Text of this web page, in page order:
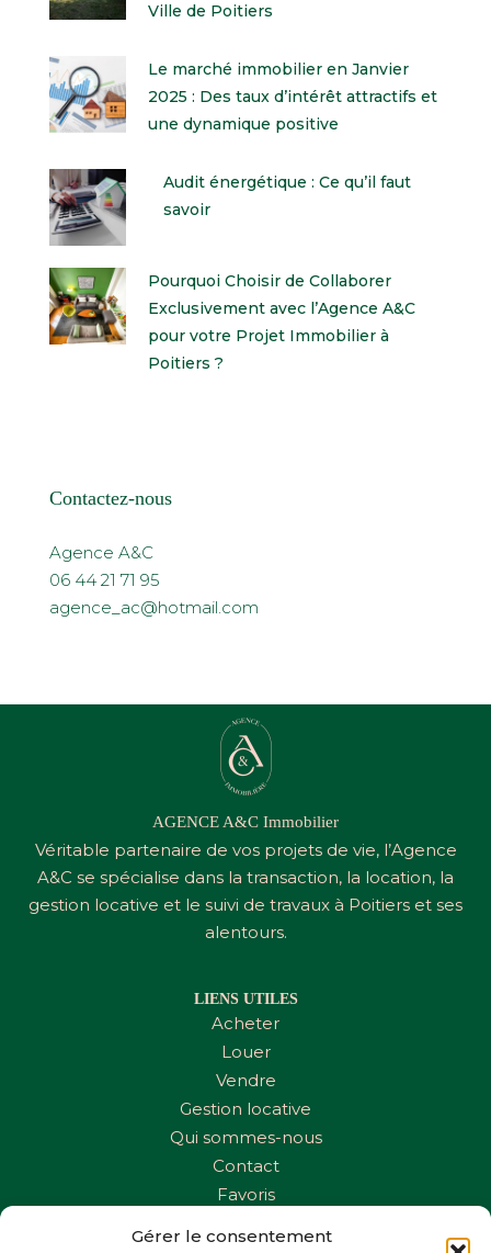
Gérer le consentement
Ville de Poitiers
Le marché immobilier en Janvier
2025 : Des taux d’intérêt attractifs et
une dynamique positive
Audit énergétique : Ce qu’il faut
savoir
Pourquoi Choisir de Collaborer
Exclusivement avec l’Agence A&C
pour votre Projet Immobilier à
Poitiers ?
Contactez-nous
Agence A&C
06 44 21 71 95
agence_ac@hotmail.com
AGENCE A&C Immobilier
Véritable partenaire de vos projets de vie, l’Agence
A&C se spécialise dans la transaction, la location, la
gestion locative et le suivi de travaux à Poitiers et ses
alentours.
LIENS UTILES
Acheter
Louer
Vendre
Gestion locative
Qui sommes-nous
Contact
Favoris